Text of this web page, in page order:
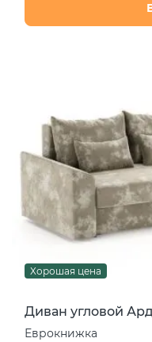
Хорошая цена
Диван угловой
Еврокнижка